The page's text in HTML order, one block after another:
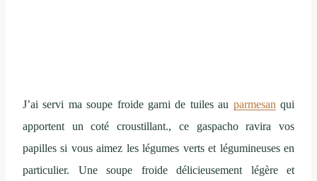
J’ai servi ma soupe froide garni de tuiles au parmesanqui
apportent un coté croustillant., ce gaspacho ravira vos
papilles si vous aimez les légumes verts et légumineuses en
particulier. Une soupe froide délicieusement légère et